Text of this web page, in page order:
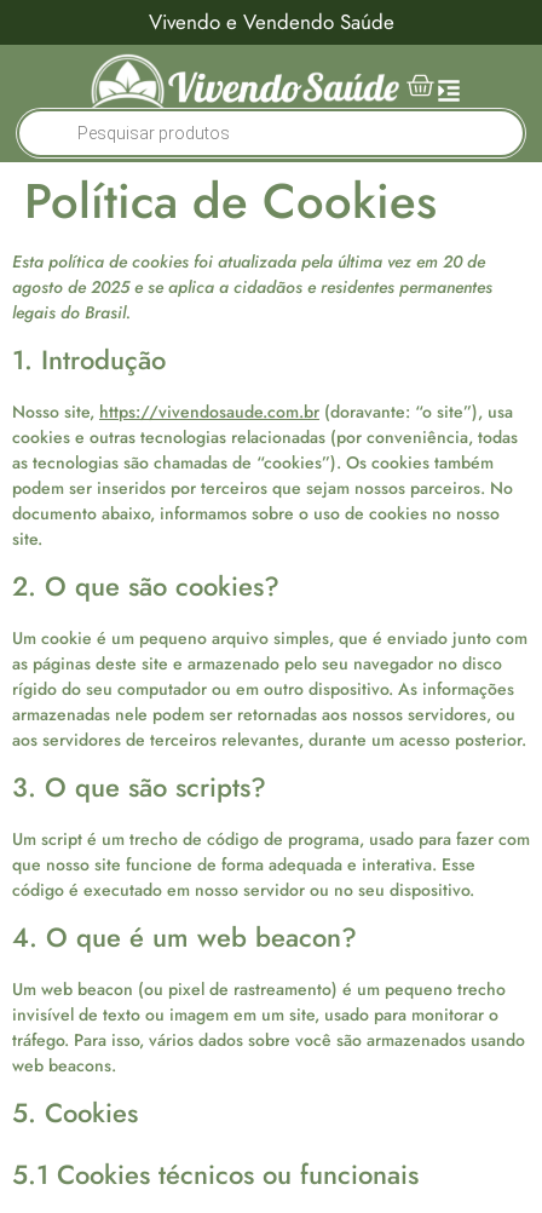
Vivendo e Vendendo Saúde
Política de Cookies
Esta política de cookies foi atualizada pela última vez em 20 de
agosto de 2025 e se aplica a cidadãos e residentes permanentes
legais do Brasil.
1. Introdução
Nosso site, https://vivendosaude.com.br (doravante: “o site”), usa
cookies e outras tecnologias relacionadas (por conveniência, todas
as tecnologias são chamadas de “cookies”). Os cookies também
podem ser inseridos por terceiros que sejam nossos parceiros. No
documento abaixo, informamos sobre o uso de cookies no nosso
site.
2. O que são cookies?
Um cookie é um pequeno arquivo simples, que é enviado junto com
as páginas deste site e armazenado pelo seu navegador no disco
rígido do seu computador ou em outro dispositivo. As informações
armazenadas nele podem ser retornadas aos nossos servidores, ou
aos servidores de terceiros relevantes, durante um acesso posterior.
3. O que são scripts?
Um script é um trecho de código de programa, usado para fazer com
que nosso site funcione de forma adequada e interativa. Esse
código é executado em nosso servidor ou no seu dispositivo.
4. O que é um web beacon?
Um web beacon (ou pixel de rastreamento) é um pequeno trecho
invisível de texto ou imagem em um site, usado para monitorar o
tráfego. Para isso, vários dados sobre você são armazenados usando
web beacons.
5. Cookies
5.1 Cookies técnicos ou funcionais